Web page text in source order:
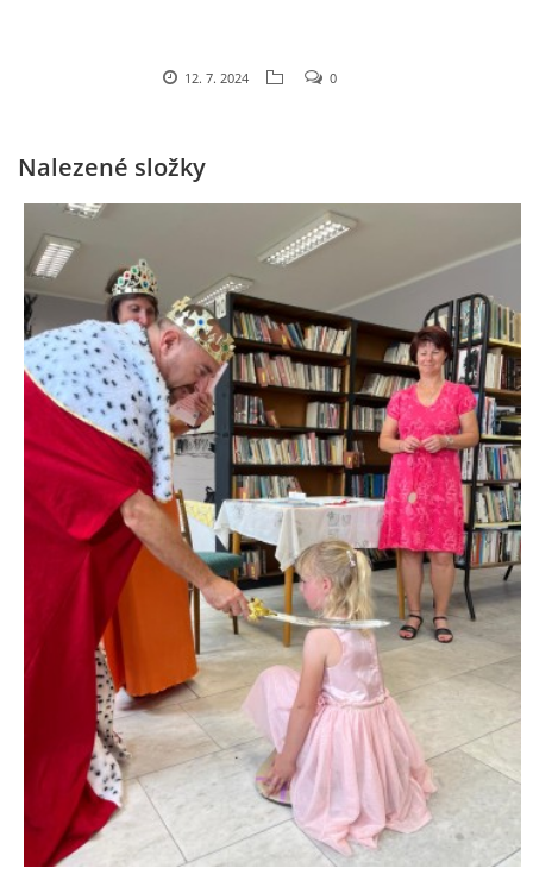
PROJEKT FLYNN "KNIHOVNA" CARSEN
E-KNIHY DO KAŽDÉ KNIHOVNY
GRANTY A DOTACE
MOBILNÍ APLIKACE
FREE WIFI
VÝZNAČNÍ RODÁCI
FOTOALBUM
PODĚKOVÁNÍ
NAPSALI O NÁS....
SLUŽBY
12. 7. 2024 0
Nalezené složky